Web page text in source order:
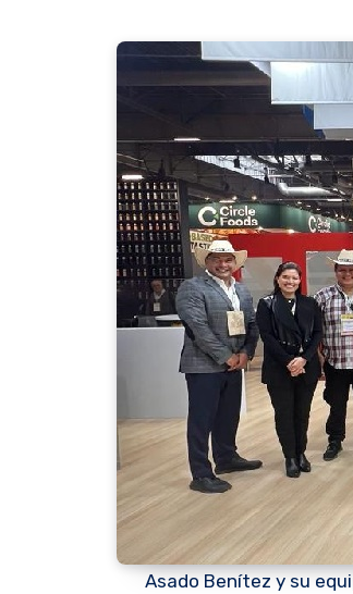
Asado Benítez y su